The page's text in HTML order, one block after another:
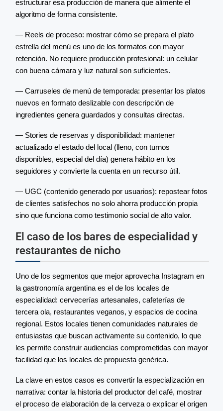
estructurar esa producción de manera que alimente el
algoritmo de forma consistente.
— Reels de proceso: mostrar cómo se prepara el plato
estrella del menú es uno de los formatos con mayor
retención. No requiere producción profesional: un celular
con buena cámara y luz natural son suficientes.
— Carruseles de menú de temporada: presentar los platos
nuevos en formato deslizable con descripción de
ingredientes genera guardados y consultas directas.
— Stories de reservas y disponibilidad: mantener
actualizado el estado del local (lleno, con turnos
disponibles, especial del día) genera hábito en los
seguidores y convierte la cuenta en un recurso útil.
— UGC (contenido generado por usuarios): repostear fotos
de clientes satisfechos no solo ahorra producción propia
sino que funciona como testimonio social de alto valor.
El caso de los bares de especialidad y
restaurantes de nicho
Uno de los segmentos que mejor aprovecha Instagram en
la gastronomía argentina es el de los locales de
especialidad: cervecerías artesanales, cafeterías de
tercera ola, restaurantes veganos, y espacios de cocina
regional. Estos locales tienen comunidades naturales de
entusiastas que buscan activamente su contenido, lo que
les permite construir audiencias comprometidas con mayor
facilidad que los locales de propuesta genérica.
La clave en estos casos es convertir la especialización en
narrativa: contar la historia del productor del café, mostrar
el proceso de elaboración de la cerveza o explicar el origen